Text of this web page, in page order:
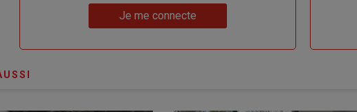
compte"
Je me connecte